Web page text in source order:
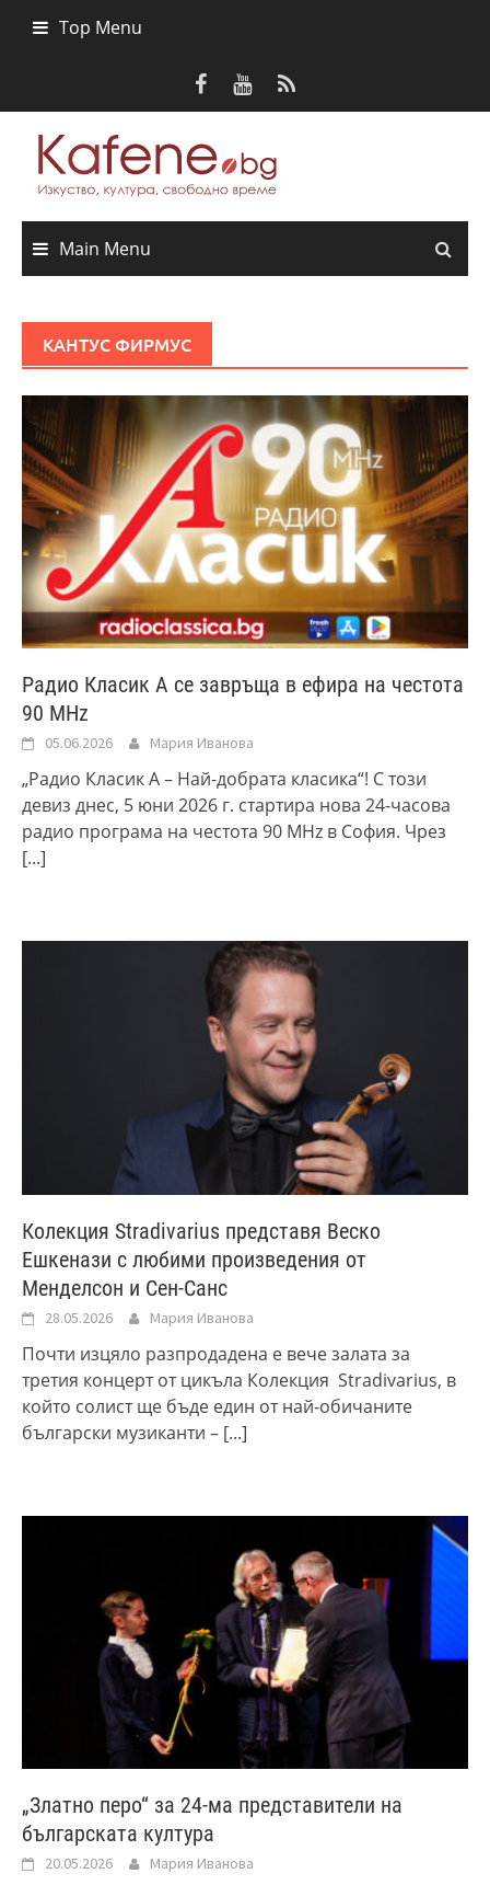
Top Menu
Main Menu
КАНТУС ФИРМУС
Радио Класик А се завръща в ефира на честота
90 MHz
05.06.2026 Мария Иванова
„Радио Класик А – Най-добрата класика“! С този
девиз днес, 5 юни 2026 г. стартира нова 24-часова
радио програма на честота 90 MHz в София. Чрез
[...]
Колекция Stradivarius представя Веско
Ешкенази с любими произведения от
Менделсон и Сен-Санс
28.05.2026 Мария Иванова
Почти изцяло разпродадена е вече залата за
третия концерт от цикъла Колекция Stradivarius, в
който солист ще бъде един от най-обичаните
български музиканти – [...]
„Златно перо“ за 24-ма представители на
българската култура
20.05.2026 Мария Иванова